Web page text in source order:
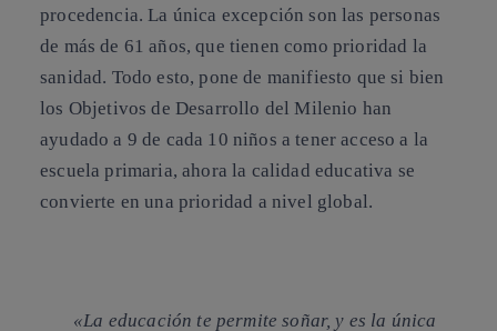
procedencia. La única excepción son las personas
de más de 61 años, que tienen como prioridad la
sanidad. Todo esto, pone de manifiesto que si bien
los Objetivos de Desarrollo del Milenio han
ayudado a 9 de cada 10 niños a tener acceso a la
escuela primaria, ahora la calidad educativa se
convierte en una prioridad a nivel global.
«La educación te permite soñar, y es la única